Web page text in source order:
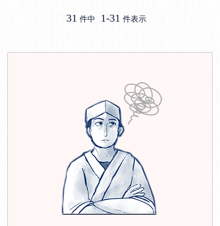
31 件中 1-31 件表示